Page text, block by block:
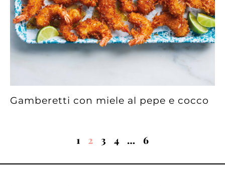
Gamberetti con miele al pepe e cocco
1 2 3 4 … 6